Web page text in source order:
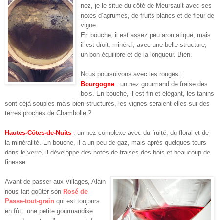
nez, je le situe du côté de Meursault avec ses
notes d’agrumes, de fruits blancs et de fleur de
vigne.
En bouche, il est assez peu aromatique, mais
il est droit, minéral, avec une belle structure,
un bon équilibre et de la longueur. Bien.
Nous poursuivons avec les rouges :
Bourgogne : un nez gourmand de fraise des
bois. En bouche, il est fin et élégant, les tanins
sont déjà souples mais bien structurés, les vignes seraient-elles sur des
terres proches de Chambolle ?
Hautes-Côtes-de-Nuits : un nez complexe avec du fruité, du floral et de
la minéralité. En bouche, il a un peu de gaz, mais après quelques tours
dans le verre, il développe des notes de fraises des bois et beaucoup de
finesse.
Avant de passer aux Villages, Alain
nous fait goûter son Rosé de
Passe-tout-grain qui est toujours
en fût : une petite gourmandise